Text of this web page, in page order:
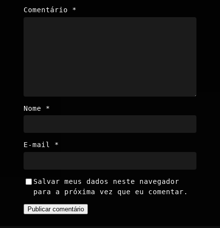
Comentário *
Nome *
E-mail *
Salvar meus dados neste navegador
para a próxima vez que eu comentar.